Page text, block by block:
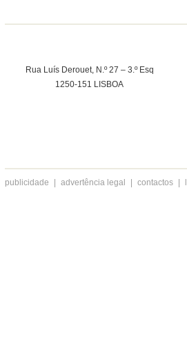
Rua Luís Derouet, N.º 27 – 3.º Esq
1250-151 LISBOA
publicidade advertência legal contactos